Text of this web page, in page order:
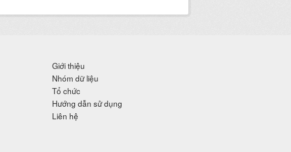
Giới thiệu
Nhóm dữ liệu
Tổ chức
Hướng dẫn sử dụng
Liên hệ